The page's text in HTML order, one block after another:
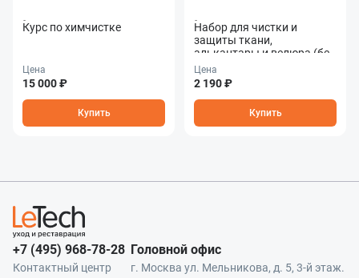
Курс по химчистке
Цена
15 000 ₽
Купить
Набор для чистки и
защиты ткани,
алькантары и велюра (без
коробки) Fabric &
Alcantara Care Combo
Цена
2 190 ₽
Купить
+7 (495) 968-78-28
Контактный центр
Головной офис
г. Москва ул. Мельникова, д. 5, 3-й этаж.